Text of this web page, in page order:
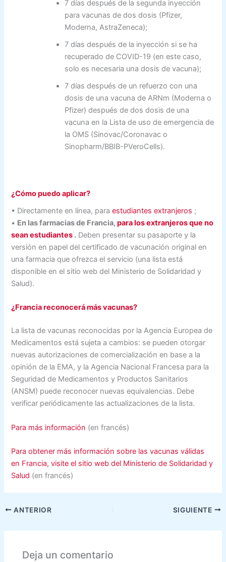
7 días después de la segunda inyección
para vacunas de dos dosis (Pfizer,
Moderna, AstraZeneca);
7 días después de la inyección si se ha
recuperado de COVID-19 (en este caso,
solo es necesaria una dosis de vacuna);
7 días después de un refuerzo con una
dosis de una vacuna de ARNm (Moderna o
Pfizer) después de dos dosis de una
vacuna en la Lista de uso de emergencia de
la OMS (Sinovac/Coronavac o
Sinopharm/BBIB-PVeroCells).
¿Cómo puedo aplicar?
• Directamente en línea, paraestudiantes extranjeros ;
• En las farmacias de Francia,para los extranjeros que no
sean estudiantes . Deben presentar su pasaporte y la
versión en papel del certificado de vacunación original en
una farmacia que ofrezca el servicio (una lista está
disponible en el sitio web del Ministerio de Solidaridad y
Salud).
¿Francia reconocerá más vacunas?
La lista de vacunas reconocidas por la Agencia Europea de
Medicamentos está sujeta a cambios: se pueden otorgar
nuevas autorizaciones de comercialización en base a la
opinión de la EMA, y la Agencia Nacional Francesa para la
Seguridad de Medicamentos y Productos Sanitarios
(ANSM) puede reconocer nuevas equivalencias. Debe
verificar periódicamente las actualizaciones de la lista.
Para más información (en francés)
Para obtener más información sobre las vacunas válidas
en Francia, visite el sitio web del Ministerio de Solidaridad y
Salud (en francés)
ANTERIOR SIGUIENTE
Deja un comentario